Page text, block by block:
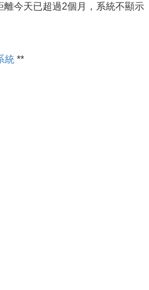
離今天已超過2個月，系統不顯示
統 **